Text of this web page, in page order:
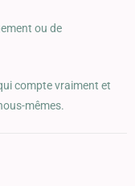
ou de
compte vraiment et
mêmes.